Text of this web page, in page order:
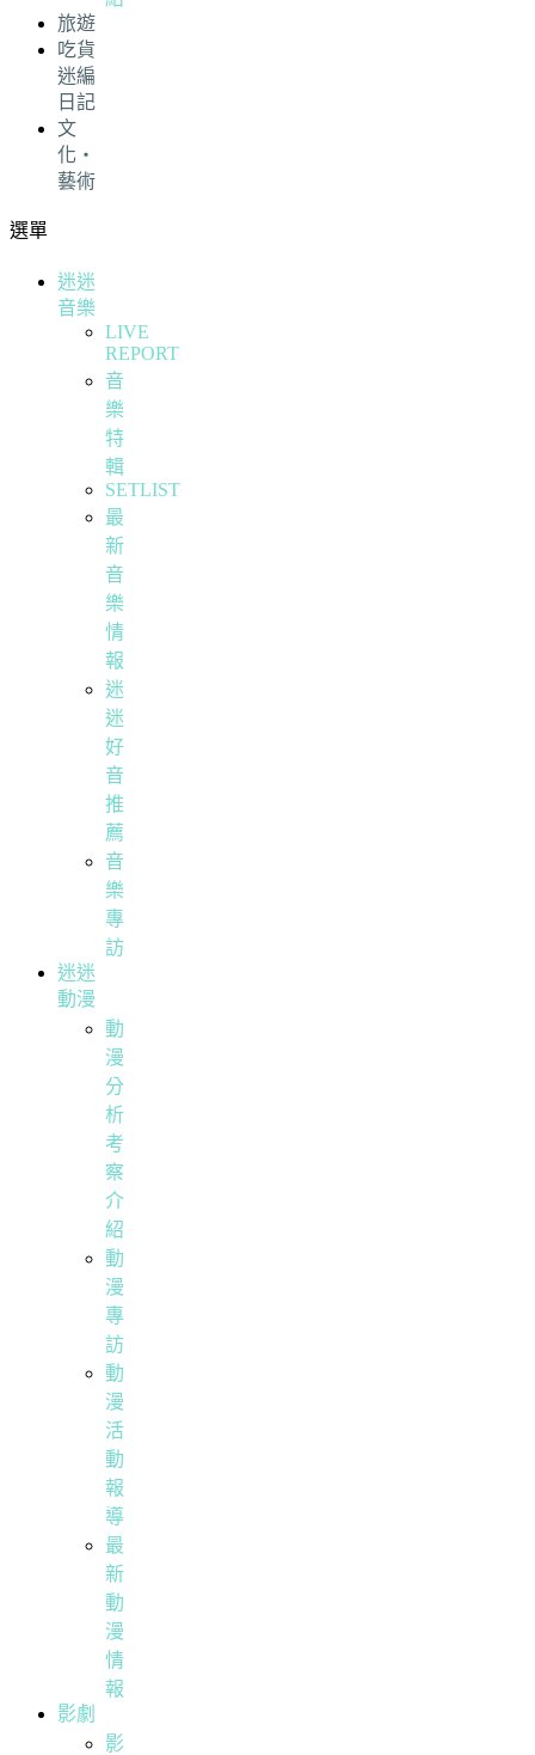
旅遊
吃貨
迷編
日記
文
化・
藝術
選單
迷迷
音樂
LIVE
REPORT
音
樂
特
輯
SETLIST
最
新
音
樂
情
報
迷
迷
好
音
推
薦
音
樂
專
訪
迷迷
動漫
動
漫
分
析
考
察
介
紹
動
漫
專
訪
動
漫
活
動
報
導
最
新
動
漫
情
報
影劇
影